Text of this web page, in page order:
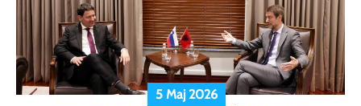
5 Maj 2026